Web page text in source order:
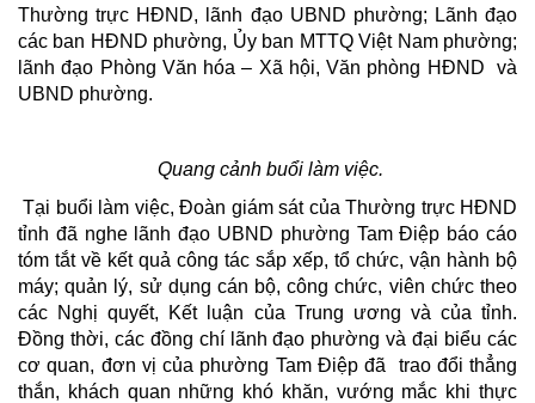
Thường trực HĐND, lãnh đạo UBND phường; Lãnh đạo
các ban HĐND phường, Ủy ban MTTQ Việt Nam phường;
lãnh đạo Phòng Văn hóa – Xã hội, Văn phòng HĐND và
UBND phường.
Quang cảnh buổi làm việc.
Tại buổi làm việc, Đoàn giám sát của Thường trực HĐND
tỉnh đã nghe lãnh đạo UBND phường Tam Điệp báo cáo
tóm tắt về kết quả công tác sắp xếp, tổ chức, vận hành bộ
máy; quản lý, sử dụng cán bộ, công chức, viên chức theo
các Nghị quyết, Kết luận của Trung ương và của tỉnh.
Đồng thời, các đồng chí lãnh đạo phường và đại biểu các
cơ quan, đơn vị của phường Tam Điệp đã trao đổi thẳng
thắn, khách quan những khó khăn, vướng mắc khi thực